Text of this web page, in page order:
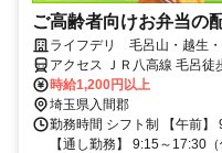
ご高齢者向けお弁当の
ライフデリ 毛呂山・越生
アクセス ＪＲ八高線 毛呂徒
東武越生線 武州唐沢徒歩約
時給1,200円以上
埼玉県入間郡
勤務時間 シフト制 【午前
【通し勤務】 9:15～17:30